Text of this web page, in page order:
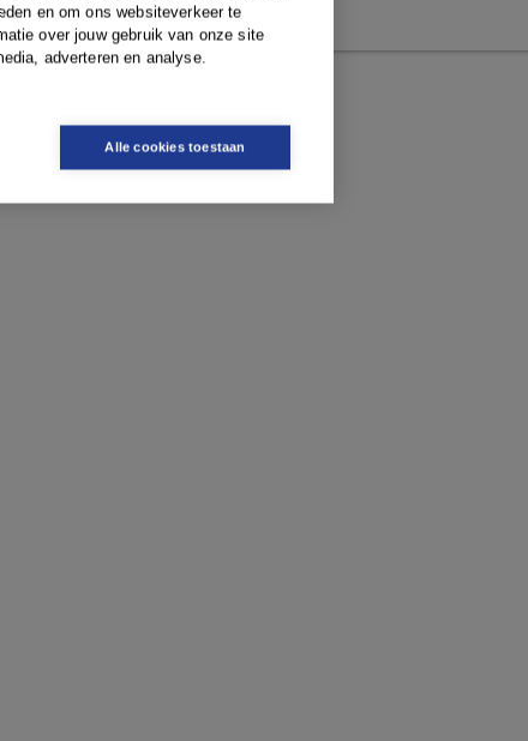
en om ons websiteverkeer te
over jouw gebruik van onze site
adverteren en analyse.
Alle cookies toestaan